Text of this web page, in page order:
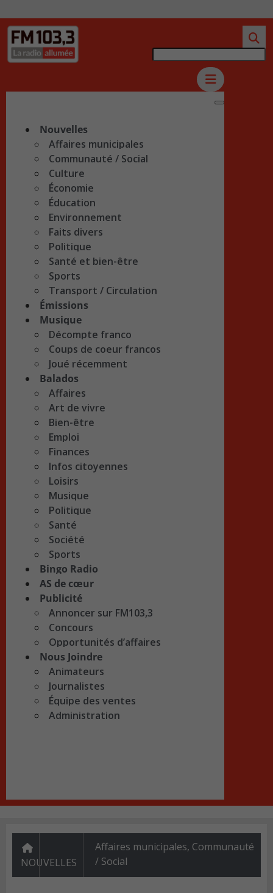
Nouvelles
Affaires municipales
Communauté / Social
Culture
Économie
Éducation
Environnement
Faits divers
Politique
Santé et bien-être
Sports
Transport / Circulation
Émissions
Musique
Décompte franco
Coups de coeur francos
Joué récemment
Balados
Affaires
Art de vivre
Bien-être
Emploi
Finances
Infos citoyennes
Loisirs
Musique
Politique
Santé
Société
Sports
Bingo Radio
AS de cœur
Publicité
Annoncer sur FM103,3
Concours
Opportunités d’affaires
Nous Joindre
Animateurs
Journalistes
Équipe des ventes
Administration
NOUVELLES
Affaires municipales, Communauté
/ Social